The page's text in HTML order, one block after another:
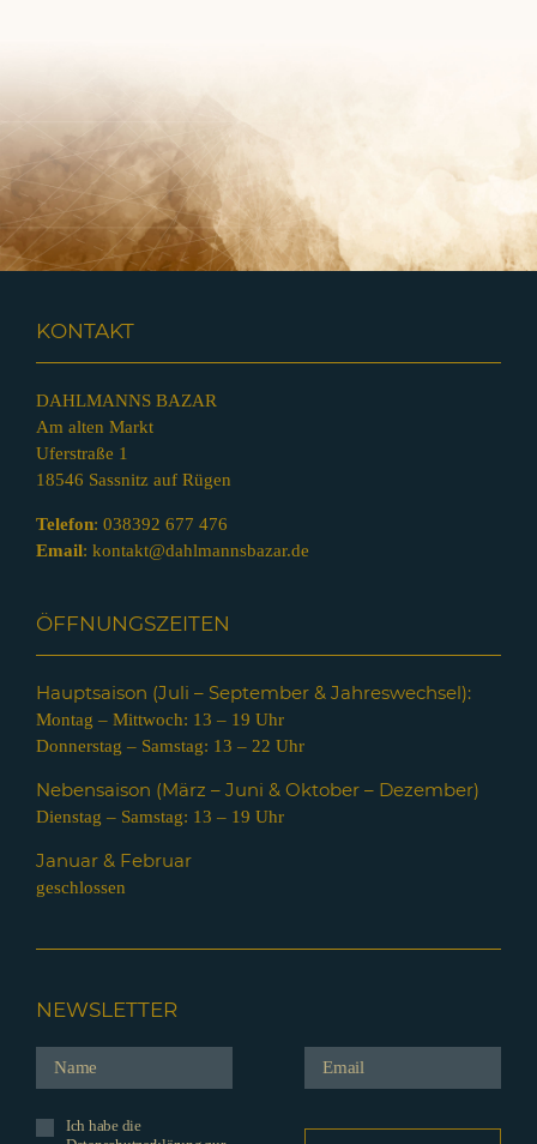
KONTAKT
DAHLMANNS BAZAR
Am alten Markt
Uferstraße 1
18546 Sassnitz auf Rügen
Telefon: 038392 677 476
Email: kontakt@dahlmannsbazar.de
ÖFFNUNGSZEITEN
Hauptsaison (Juli – September & Jahreswechsel):
Montag – Mittwoch: 13 – 19 Uhr
Donnerstag – Samstag: 13 – 22 Uhr
Nebensaison (März – Juni & Oktober – Dezember)
Dienstag – Samstag: 13 – 19 Uhr
Januar & Februar
geschlossen
NEWSLETTER
Ich habe die